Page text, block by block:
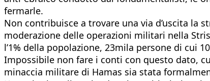
fermarle.
Non contribuisce a trovare una via d’uscita la
moderazione delle operazioni militari nella
l’1% della popolazione, 23mila persone di cui
Impossibile non fare i conti con questo dato,
minaccia militare di Hamas sia stata